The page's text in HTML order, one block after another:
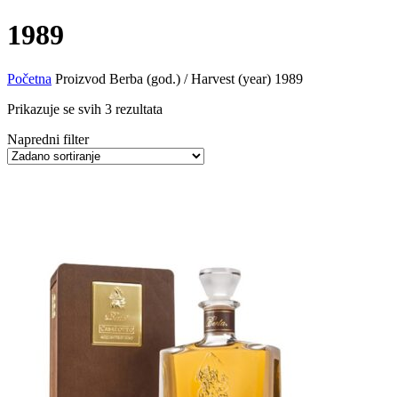
1989
Početna Proizvod Berba (god.) / Harvest (year) 1989
Prikazuje se svih 3 rezultata
Napredni filter